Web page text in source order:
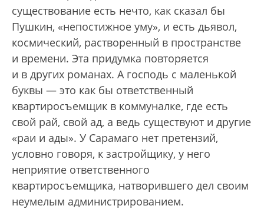
существование есть нечто, как сказал бы
Пушкин, «непостижное уму», и есть дьявол,
космический, растворенный в пространстве
и времени. Эта придумка повторяется
и в других романах. А господь с маленькой
буквы — это как бы ответственный
квартиросъемщик в коммуналке, где есть
свой рай, свой ад, а ведь существуют и другие
«раи и ады». У Сарамаго нет претензий,
условно говоря, к застройщику, у него
неприятие ответственного
квартиросъемщика, натворившего дел своим
неумелым администрированием.